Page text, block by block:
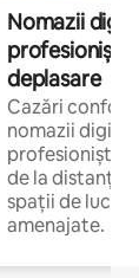
Nomazii
profesioniștii
deplasare
Cazări
nomazii
profesioniștii
de la distanță,
spații de lucru
amenajate.